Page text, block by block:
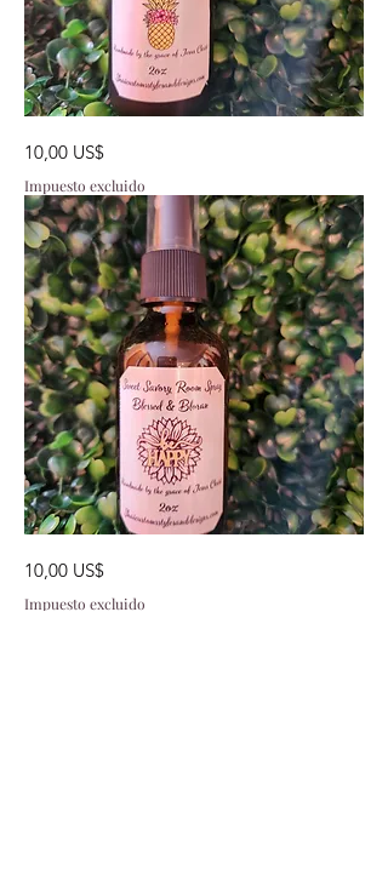
Me
Precio
10,00 US$
Impuesto excluido
Precio
10,00 US$
Impuesto excluido